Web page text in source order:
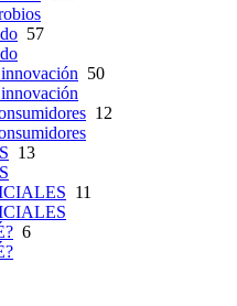
57
50
12
13
11
6